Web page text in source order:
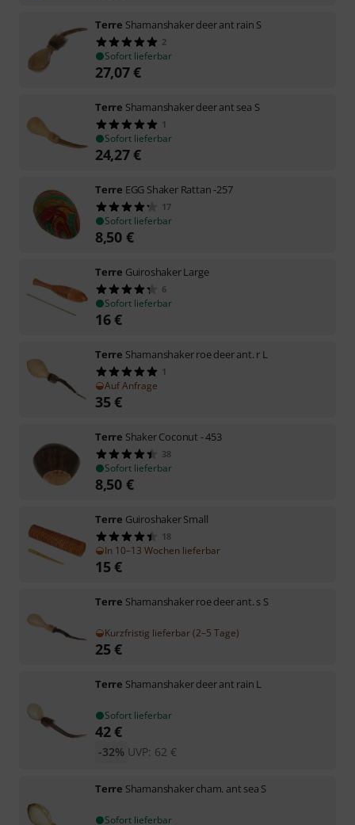
Terre Shamanshaker deer ant rain S
2
Sofort lieferbar
27,07€
Terre Shamanshaker deer ant sea S
1
Sofort lieferbar
24,27€
Terre EGG Shaker Rattan -257
17
Sofort lieferbar
8,50 €
Terre Guiroshaker Large
6
Sofort lieferbar
16€
Terre Shamanshaker roe deer ant. r L
1
Auf Anfrage
35€
Terre Shaker Coconut - 453
38
Sofort lieferbar
8,50 €
Terre Guiroshaker Small
18
In 10–13 Wochen lieferbar
15€
Terre Shamanshaker roe deer ant. s S
Kurzfristig lieferbar (2–5 Tage)
25€
Terre Shamanshaker deer ant rain L
Sofort lieferbar
42€
UVP: 62 €
-32%
Terre Shamanshaker cham. ant sea S
Sofort lieferbar